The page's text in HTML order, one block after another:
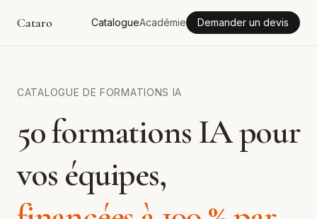
Cataro CatalogueAcadémie Demander un devis
CATALOGUE DE FORMATIONS IA
50 formations IA pour
vos équipes,